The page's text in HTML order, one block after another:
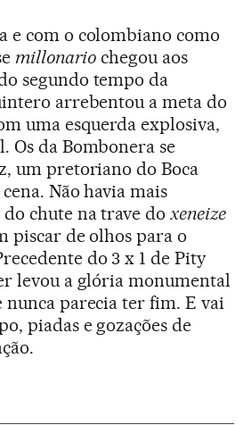
e com o colombiano como
millonario chegou aos
segundo tempo da
arrebentou a meta do
uma esquerda explosiva,
Os da Bombonera se
um pretoriano do Boca
Não havia mais
chute na trave doxeneize
piscar de olhos para o
do 3 x 1 de Pity
levou a glória monumental
nunca parecia ter fim. E vai
piadas e gozações de